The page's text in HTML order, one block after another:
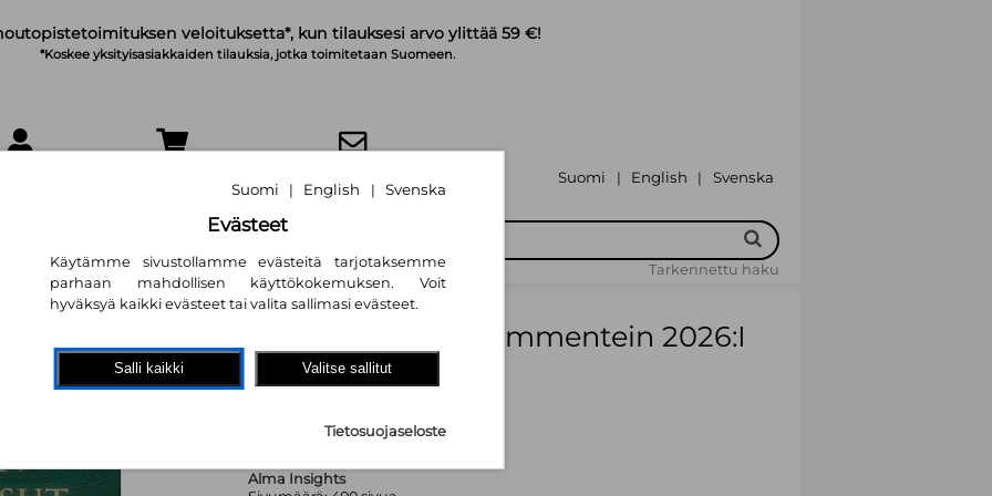
veloituksetta*, kun tilauksesi arvo ylittää 59 €!
*Koskee yksityisasiakkaiden tilauksia, jotka toimitetaan Suomeen.
Suomi | English | Svenska
Tarkennettu haku
KKO:n ratkaisut kommentein 2026:I
Mia Hoffrén (toim.)
130,70 €
Alma Insights
Suomi | English | Svenska
Evästeet
Käytämme sivustollamme evästeitä tarjotaksemme
parhaan mahdollisen käyttökokemuksen. Voit
hyväksyä kaikki evästeet tai valita sallimasi evästeet.
Salli kaikki Valitse sallitut
Tietosuojaseloste